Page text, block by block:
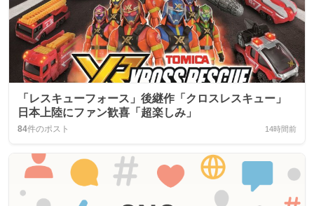
「レスキューフォース」後継作「クロスレスキュー」
日本上陸にファン歓喜「超楽しみ」
84件のポスト 14時間前